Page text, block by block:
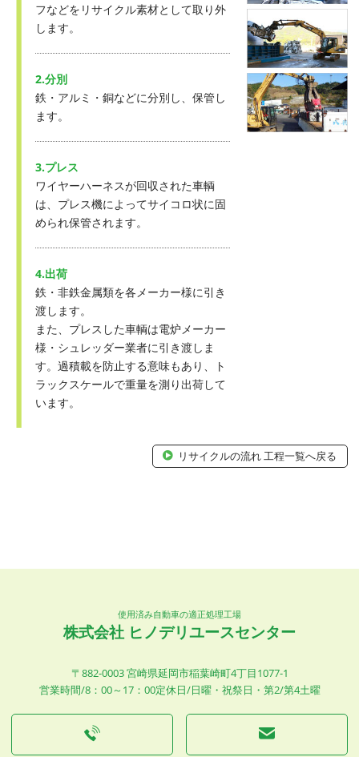
フなどをリサイクル素材として取り外
します。
2.分別
鉄・アルミ・銅などに分別し、保管し
ます。
3.プレス
ワイヤーハーネスが回収された車輌
は、プレス機によってサイコロ状に固
められ保管されます。
4.出荷
鉄・非鉄金属類を各メーカー様に引き
渡します。
また、プレスした車輌は電炉メーカー
様・シュレッダー業者に引き渡しま
す。過積載を防止する意味もあり、ト
ラックスケールで重量を測り出荷して
います。
リサイクルの流れ 工程一覧へ戻る
使用済み自動車の適正処理工場
株式会社 ヒノデリユースセンター
〒882-0003 宮崎県延岡市稲葉崎町4丁目1077-1
営業時間/8：00～17：00定休日/日曜・祝祭日・第2/第4土曜